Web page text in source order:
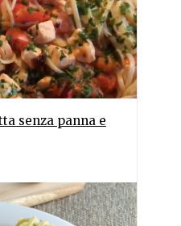
senza panna e